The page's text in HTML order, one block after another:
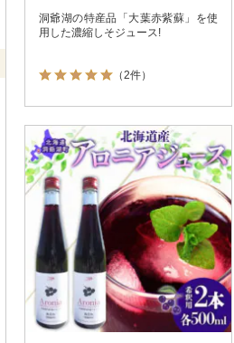
洞爺湖の特産品「大葉赤紫蘇」を使
用した濃縮しそジュース!
（2件）